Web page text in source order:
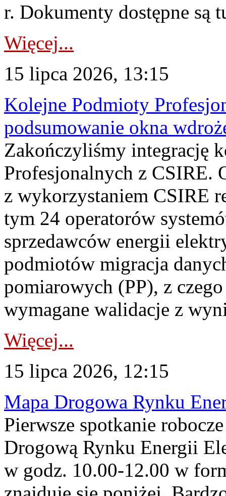
r. Dokumenty dostępne są
Więcej...
15 lipca 2026, 13:15
Kolejne Podmioty
podsumowanie okna
Zakończyliśmy integrację
Profesjonalnych z CSIRE.
z wykorzystaniem CSIRE
tym 24 operatorów
sprzedawców energii
podmiotów migracja
pomiarowych (PP), z
wymagane walidacje z
Więcej...
15 lipca 2026, 12:15
Mapa Drogowa Rynku
Pierwsze spotkanie
Drogową Rynku Energii
w godz. 10.00-12.00 w